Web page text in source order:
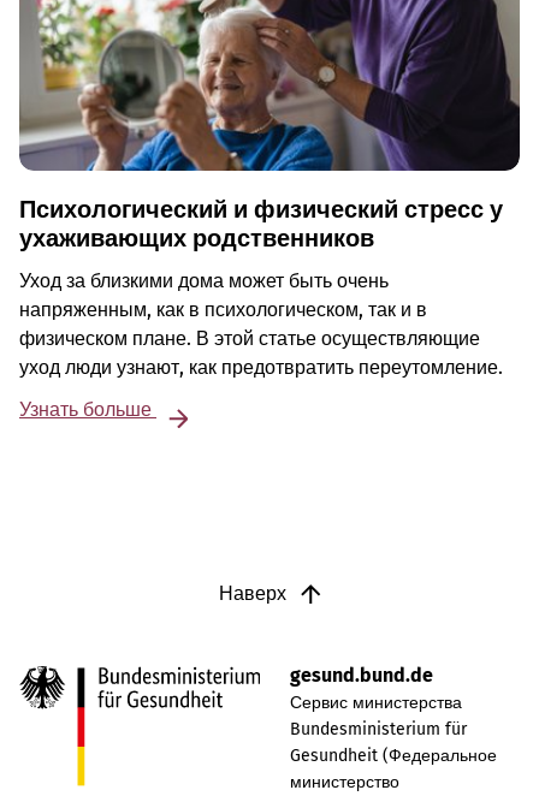
Психологический и физический стресс у
ухаживающих родственников
Уход за близкими дома может быть очень
напряженным, как в психологическом, так и в
физическом плане. В этой статье осуществляющие
уход люди узнают, как предотвратить переутомление.
Узнать больше
Наверх
gesund.bund.de
Сервис министерства
Bundesministerium für
Gesundheit (Федеральное
министерство